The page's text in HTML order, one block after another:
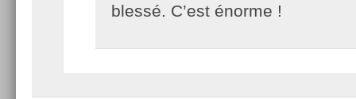
blessé. C’est énorme !